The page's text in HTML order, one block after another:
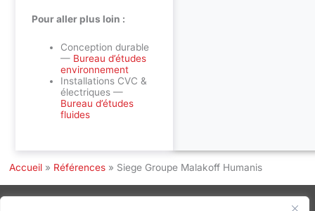
Pour aller plus loin :
Conception durable
— Bureau d’études
environnement
Installations CVC &
électriques —
Bureau d’études
fluides
Accueil » Références » Siege Groupe Malakoff Humanis